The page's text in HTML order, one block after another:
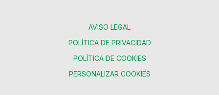
AVISO LEGAL
POLÍTICA DE PRIVACIDAD
POLÍTICA DE COOKIES
PERSONALIZAR COOKIES